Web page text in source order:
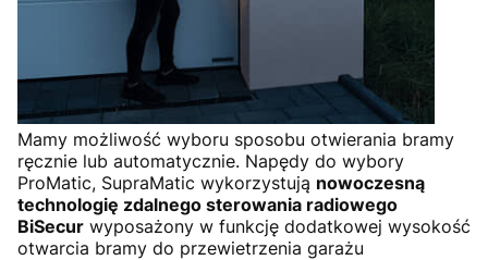
Mamy możliwość wyboru sposobu otwierania bramy
ręcznie lub automatycznie. Napędy do wybory
ProMatic, SupraMatic wykorzystują nowoczesną
technologię zdalnego sterowania radiowego
BiSecur wyposażony w funkcję dodatkowej wysokość
otwarcia bramy do przewietrzenia garażu